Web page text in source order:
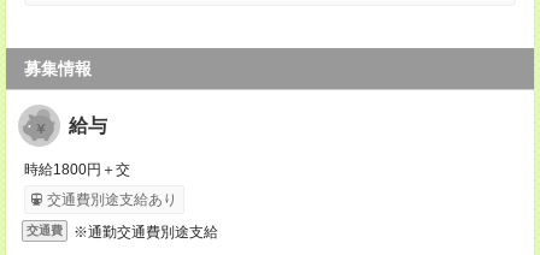
募集情報
給与
時給1800円＋交
交通費別途支給あり
交通費 ※通勤交通費別途支給